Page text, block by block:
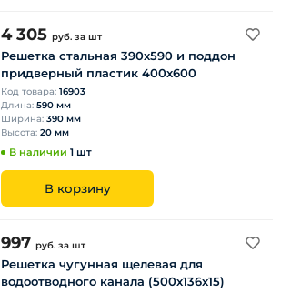
4 305 руб. за шт
Решетка стальная 390х590 и поддон
придверный пластик 400х600
Код товара: 16903
Длина: 590 мм
Ширина: 390 мм
Высота: 20 мм
В наличии 1 шт
В корзину
997 руб. за шт
Решетка чугунная щелевая для
водоотводного канала (500х136х15)